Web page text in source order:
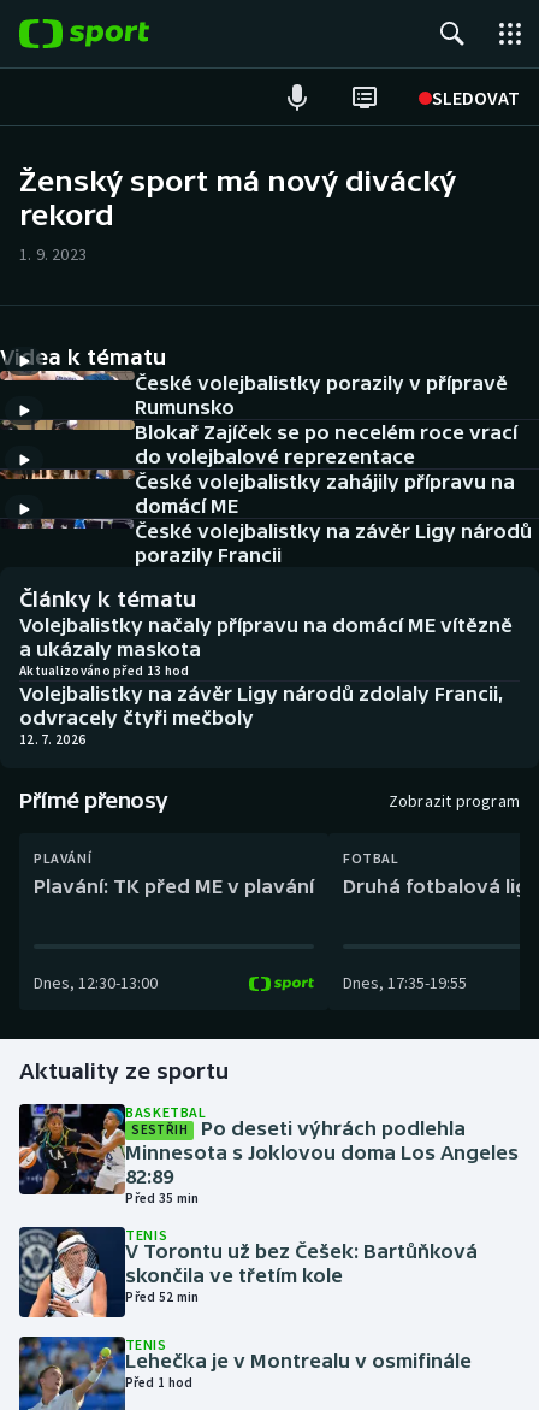
SLEDOVAT
Hokej
Cyklistika
DALŠÍ SPORTY
Americký fotbal
Baseball a softbal
Basketbal
Biatlon
Boby a skeleton
Box
Curling
Golf
Gymnastika
Házená
Jezdectví
Judo
Krasobruslení
NEPŘEHLÉDNĚTE
Historické návraty
Aplikace ČT sport
AZ kvíz
Ženský sport má nový divácký
rekord
1. 9. 2023
Videa k tématu
České volejbalistky porazily v přípravě
Rumunsko
Blokař Zajíček se po necelém roce vrací
do volejbalové reprezentace
České volejbalistky zahájily přípravu na
domácí ME
České volejbalistky na závěr Ligy národů
porazily Francii
Články k tématu
Volejbalistky načaly přípravu na domácí ME vítězně
a ukázaly maskota
Aktualizováno před 13 hod
Volejbalistky na závěr Ligy národů zdolaly Francii,
odvracely čtyři mečboly
12. 7. 2026
Přímé přenosy Zobrazit program
PLAVÁNÍ
Plavání: TK před ME v plavání
Dnes, 12:30-13:00
FOTBAL
Druhá fotbalová
Dnes, 17:35-19:55
Aktuality ze sportu
BASKETBAL
SESTŘIH
Po deseti výhrách podlehla
Minnesota s Joklovou doma Los Angeles
82:89
Před 35 min
TENIS
V Torontu už bez Češek: Bartůňková
skončila ve třetím kole
Před 52 min
TENIS
Lehečka je v Montrealu v osmifinále
Před 1 hod